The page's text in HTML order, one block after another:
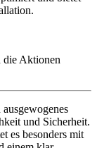
die Aktionen
und Sicherheit.
es besonders mit